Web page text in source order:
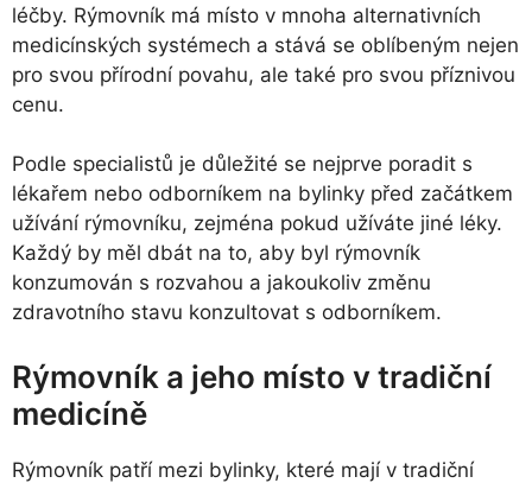
léčby. Rýmovník má místo v mnoha alternativních
medicínských systémech a stává se oblíbeným nejen
pro svou přírodní povahu, ale také pro svou příznivou
cenu.
Podle specialistů je důležité se nejprve poradit s
lékařem nebo odborníkem na bylinky před začátkem
užívání rýmovníku, zejména pokud užíváte jiné léky.
Každý by měl dbát na to, aby byl rýmovník
konzumován s rozvahou a jakoukoliv změnu
zdravotního stavu konzultovat s odborníkem.
Rýmovník a jeho místo v tradiční
medicíně
Rýmovník patří mezi bylinky, které mají v tradiční